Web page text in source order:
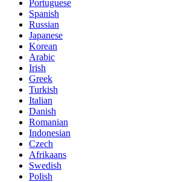
Portuguese
Spanish
Russian
Japanese
Korean
Arabic
Irish
Greek
Turkish
Italian
Danish
Romanian
Indonesian
Czech
Afrikaans
Swedish
Polish